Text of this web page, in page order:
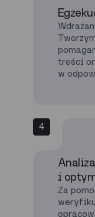
treści
w
4
i
Za